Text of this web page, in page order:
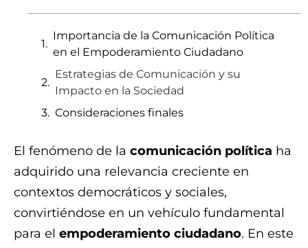
Importancia de la Comunicación Política
en el Empoderamiento Ciudadano
Estrategias de Comunicación y su
Impacto en la Sociedad
Consideraciones finales
El fenómeno de la comunicación política ha
adquirido una relevancia creciente en
contextos democráticos y sociales,
convirtiéndose en un vehículo fundamental
para el empoderamiento ciudadano. En este